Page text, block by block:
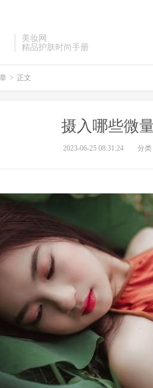
美妆网
精品护肤时尚手册
> 正文
摄入哪些微
2023-06-25 08:31:24 分类